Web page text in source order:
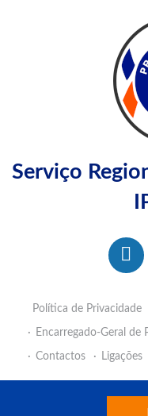
Serviço
Política de Privacidade
Encarregado-Geral de
Contactos
Ligações